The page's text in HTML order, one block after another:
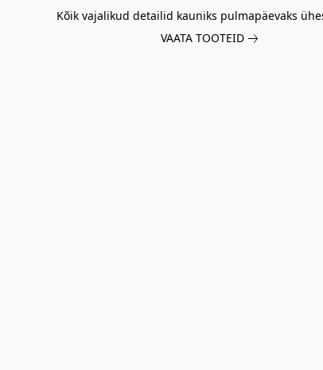
Kõik vajalikud detailid kauniks pulmapäevaks
VAATA TOOTEID